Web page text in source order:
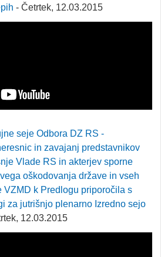
- Četrtek, 12.03.2015
seje Odbora DZ RS -
in zavajanj predstavnikov
Vlade RS in akterjev sporne
oškodovanja države in vseh
VZMD k Predlogu priporočila s
za jutrišnjo plenarno Izredno sejo
12.03.2015